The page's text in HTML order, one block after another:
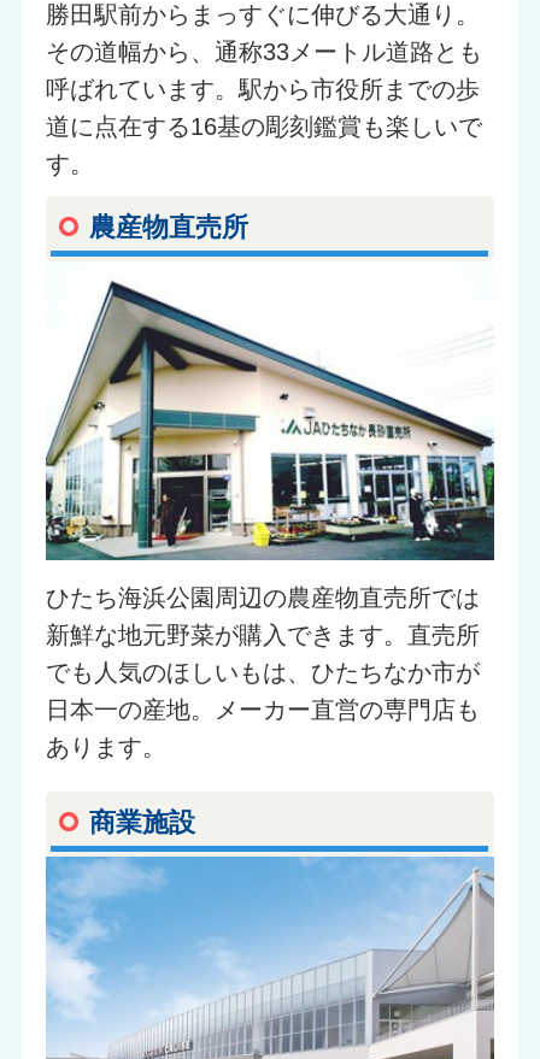
勝田駅前からまっすぐに伸びる大通り。
その道幅から、通称33メートル道路とも
呼ばれています。駅から市役所までの歩
道に点在する16基の彫刻鑑賞も楽しいで
す。
農産物直売所
ひたち海浜公園周辺の農産物直売所では
新鮮な地元野菜が購入できます。直売所
でも人気のほしいもは、ひたちなか市が
日本一の産地。メーカー直営の専門店も
あります。
商業施設